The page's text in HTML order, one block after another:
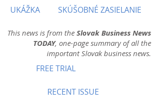
UKÁŽKA SKÚŠOBNÉ ZASIELANIE
This news is from the Slovak Business News
TODAY, one-page summary of all the
important Slovak business news.
FREE TRIAL
RECENT ISSUE